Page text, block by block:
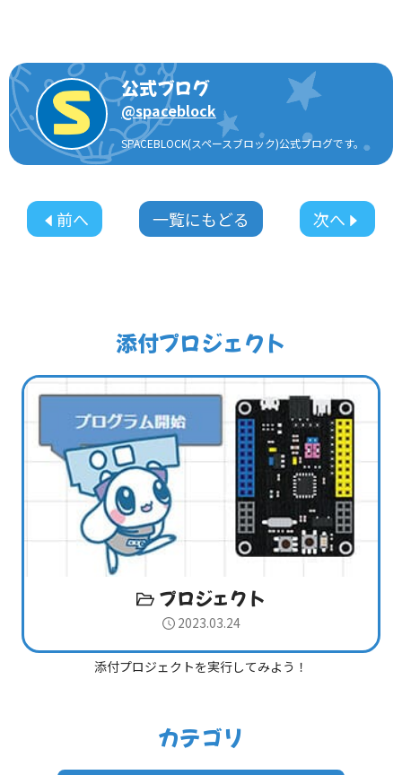
公式ブログ
@spaceblock
SPACEBLOCK(スペースブロック)公式ブログです。
前へ 一覧にもどる 次へ
添付プロジェクト
プロジェクト
2023.03.24
添付プロジェクトを実行してみよう！
カテゴリ